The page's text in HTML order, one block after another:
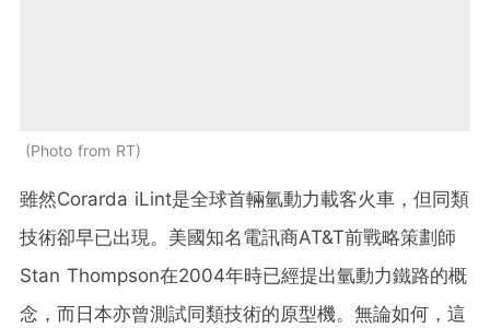
Photo from RT
雖然Corarda iLint是全球首輛氫動力載客火車，但同類
技術卻早已出現。美國知名電訊商AT&T前戰略策劃師
Stan Thompson在2004年時已經提出氫動力鐵路的概
念，而日本亦曾測試同類技術的原型機。無論如何，這